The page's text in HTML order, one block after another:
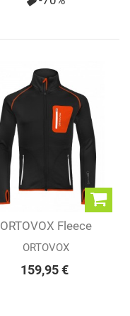
ORTOVOX Fleece
Jacket Black (M)
ORTOVOX
159,95 €